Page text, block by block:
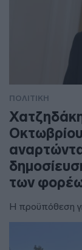
ΠΟΛΙΤΙΚΗ
Οκτωβρίου
των
Η προϋπόθεση